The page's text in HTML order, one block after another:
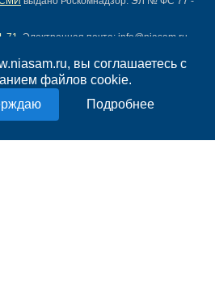
вы соглашаетесь с
файлов cookie.
Подробнее
71. Электронная почта: info@niasam.ru